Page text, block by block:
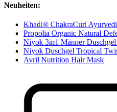
Neuheiten:
Khadi® ChakraCurl
Propolia Organic Natural
Niyok 3in1 Männer
Niyok Duschgel Tropical
Avril Nutrition Hair Mask